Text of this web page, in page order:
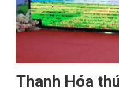
Thanh Hóa